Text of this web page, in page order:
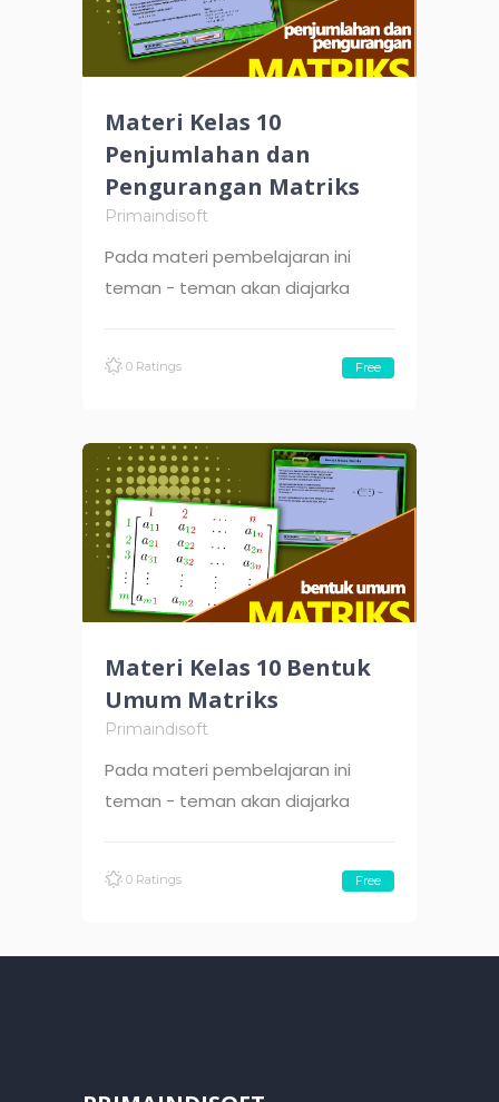
Materi Kelas 10
Penjumlahan dan
Pengurangan Matriks
Primaindisoft
Pada materi pembelajaran ini
teman - teman akan diajarka
0 Ratings Free
Materi Kelas 10 Bentuk
Umum Matriks
Primaindisoft
Pada materi pembelajaran ini
teman - teman akan diajarka
0 Ratings Free